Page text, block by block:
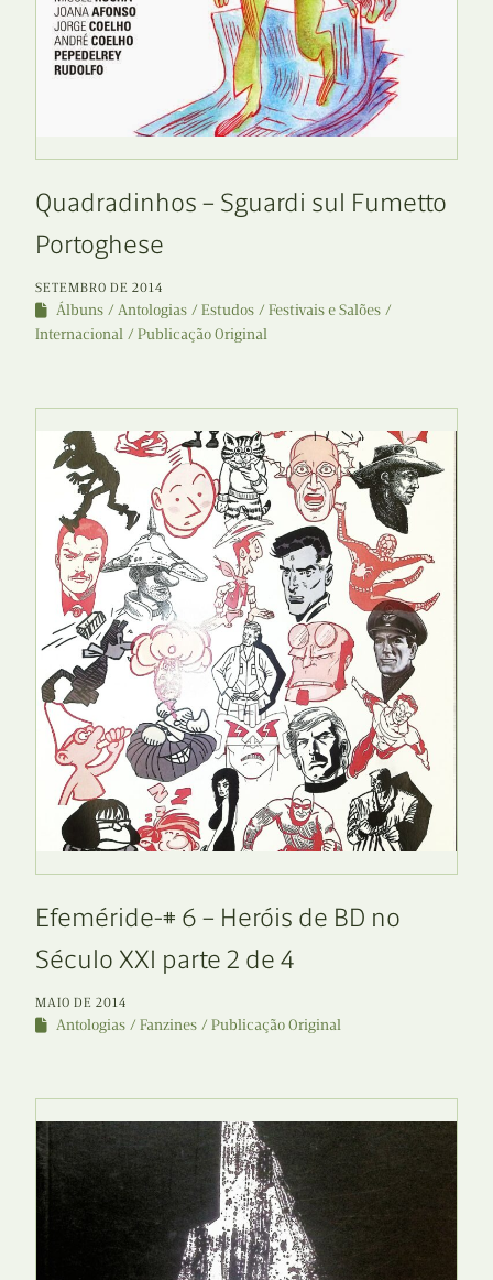
Quadradinhos – Sguardi sul Fumetto
Portoghese
SETEMBRO DE 2014
Álbuns Antologias Estudos
Festivais e Salões
Internacional
Publicação Original
Efeméride-# 6 – Heróis de BD no
Século XXI parte 2 de 4
MAIO DE 2014
Antologias Fanzines Publicação Original